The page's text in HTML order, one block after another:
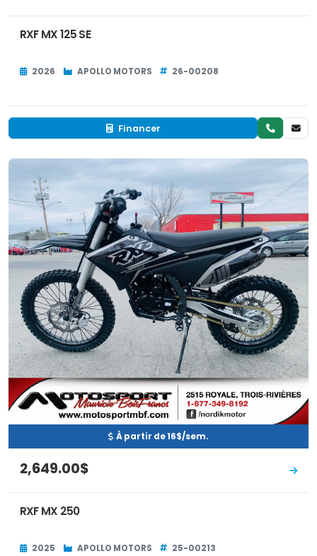
RXF MX 125 SE
2026 APOLLO MOTORS 26-00208
Financer
EN INVENTAIRE Occasion
À partir de 16$/sem.
2,649.00$
RXF MX 250
2025 APOLLO MOTORS 25-00213